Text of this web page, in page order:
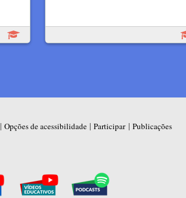
| Opções de acessibilidade | Participar| Publicações